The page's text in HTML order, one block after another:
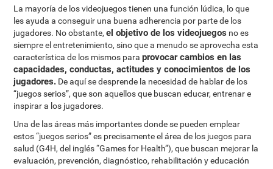
La mayoría de los videojuegos tienen una función lúdica, lo que
les ayuda a conseguir una buena adherencia por parte de los
jugadores. No obstante,el objetivo de los videojuegos no es
siempre el entretenimiento, sino que a menudo se aprovecha esta
característica de los mismos paraprovocar cambios en las
capacidades, conductas, actitudes y conocimientos de los
jugadores. De aquí se desprende la necesidad de hablar de los
“juegos serios”, que son aquellos que buscan educar, entrenar e
inspirar a los jugadores.
Una de las áreas más importantes donde se pueden emplear
estos “juegos serios” es precisamente el área de los juegos para
salud (G4H, del inglés “Games for Health”), que buscan mejorar la
evaluación, prevención, diagnóstico, rehabilitación y educación